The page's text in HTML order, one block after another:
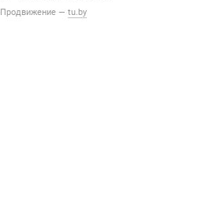
Продвижение — tu.by